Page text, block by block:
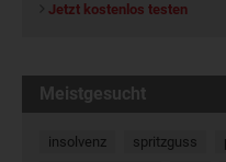
Jetzt kostenlos testen
Meistgesucht
insolvenz spritzguss